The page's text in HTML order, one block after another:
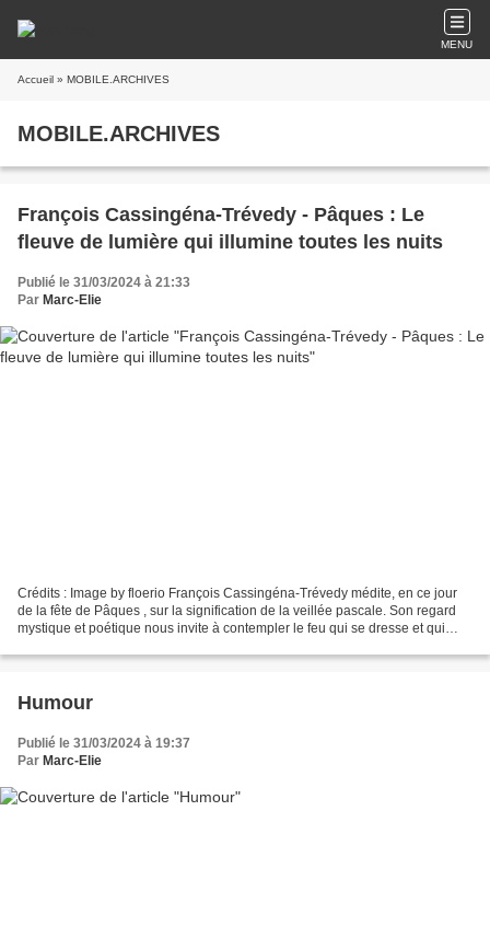
MENU
Accueil » MOBILE.ARCHIVES
MOBILE.ARCHIVES
François Cassingéna-Trévedy - Pâques : Le
fleuve de lumière qui illumine toutes les nuits
Publié le 31/03/2024 à 21:33
Par Marc-Elie
Crédits : Image by floerio François Cassingéna-Trévedy médite, en ce jour
de la fête de Pâques , sur la signification de la veillée pascale. Son regard
mystique et poétique nous invite à contempler le feu qui se dresse et qui
Humour
Publié le 31/03/2024 à 19:37
Par Marc-Elie